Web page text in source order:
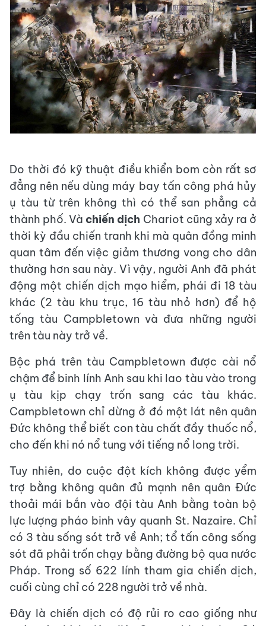
Do thời đó kỹ thuật điều khiển bom còn rất sơ
đẳng nên nếu dùng máy bay tấn công phá hủy
ụ tàu từ trên không thì có thể san phẳng cả
thành phố. Và chiến dịch Chariot cũng xảy ra ở
thời kỳ đầu chiến tranh khi mà quân đồng minh
quan tâm đến việc giảm thương vong cho dân
thường hơn sau này. Vì vậy, người Anh đã phát
động một chiến dịch mạo hiểm, phái đi 18 tàu
khác (2 tàu khu trục, 16 tàu nhỏ hơn) để hộ
tống tàu Campbletown và đưa những người
trên tàu này trở về.
Bộc phá trên tàu Campbletown được cài nổ
chậm để binh lính Anh sau khi lao tàu vào trong
ụ tàu kịp chạy trốn sang các tàu khác.
Campbletown chỉ dừng ở đó một lát nên quân
Đức không thể biết con tàu chất đầy thuốc nổ,
cho đến khi nó nổ tung với tiếng nổ long trời.
Tuy nhiên, do cuộc đột kích không được yểm
trợ bằng không quân đủ mạnh nên quân Đức
thoải mái bắn vào đội tàu Anh bằng toàn bộ
lực lượng pháo binh vây quanh St. Nazaire. Chỉ
có 3 tàu sống sót trở về Anh; tổ tấn công sống
sót đã phải trốn chạy bằng đường bộ qua nước
Pháp. Trong số 622 lính tham gia chiến dịch,
cuối cùng chỉ có 228 người trở về nhà.
Đây là chiến dịch có độ rủi ro cao giống như